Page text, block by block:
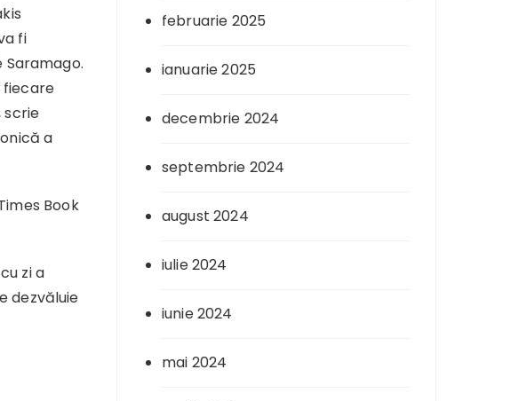
fi
fiecare
scrie
a
Book
zi a
dezvăluie
februarie 2025
ianuarie 2025
decembrie 2024
septembrie 2024
august 2024
iulie 2024
iunie 2024
mai 2024